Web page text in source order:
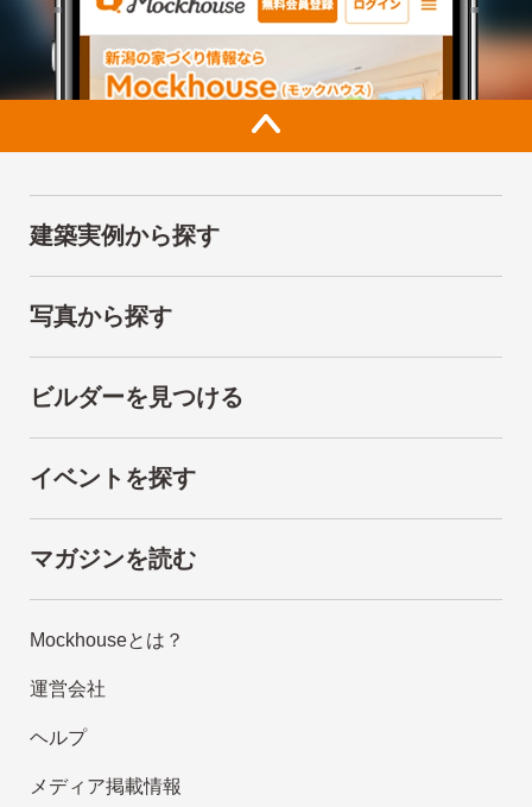
建築実例から探す
写真から探す
ビルダーを見つける
イベントを探す
マガジンを読む
Mockhouseとは？
運営会社
ヘルプ
メディア掲載情報